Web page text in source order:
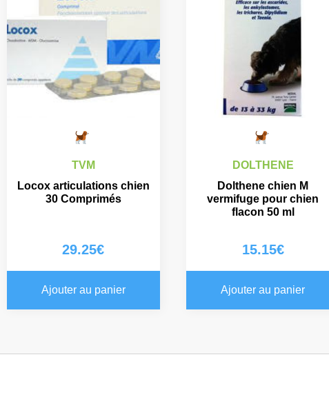
TVM
Locox articulations chien
30 Comprimés
29.25€
Ajouter au panier
DOLTHENE
Dolthene chien M
vermifuge pour chien
flacon 50 ml
15.15€
Ajouter au panier